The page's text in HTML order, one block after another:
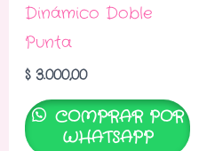
Dinámico Doble
Punta
$3.000,00
COMPRAR POR
WHATSAPP